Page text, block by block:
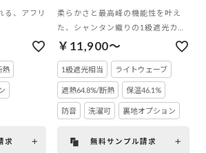
る、アフリ
熱
求
柔らかさと最高峰の機能性を叶え
た、シャンタン織りの1級遮光カー
テン
￥11,900～
1級遮光相当 ライトウェーブ
遮熱64.8%/断熱 保温46.1%
防音 洗濯可 裏地オプション
無料サンプル請求